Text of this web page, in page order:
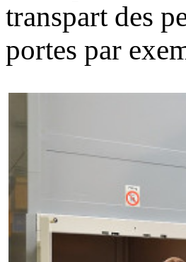
transpart des
portes par